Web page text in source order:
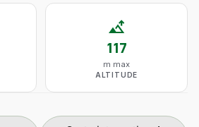
altitude
117
m max
ALTITUDE